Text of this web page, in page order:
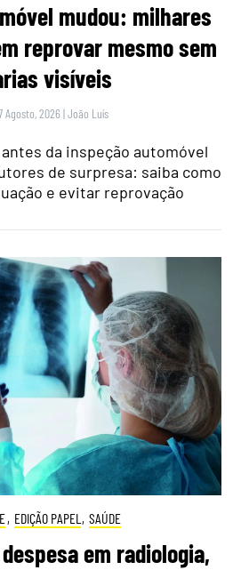
mudou: milhares
reprovar mesmo sem
visíveis
Agosto, 2026 |João Luís
da inspeção automóvel
de surpresa: saiba como
e evitar reprovação
, EDIÇÃO PAPEL , SAÚDE
em radiologia,